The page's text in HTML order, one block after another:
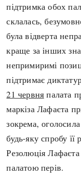
підтримка обох
склалась,
була відверта
краще за інших
непримиримі
підтримає
21 червня палата
маркіза Лафаєта
зокрема,
будь-яку спробу
Резолюція Лафаєта
палатою перів.